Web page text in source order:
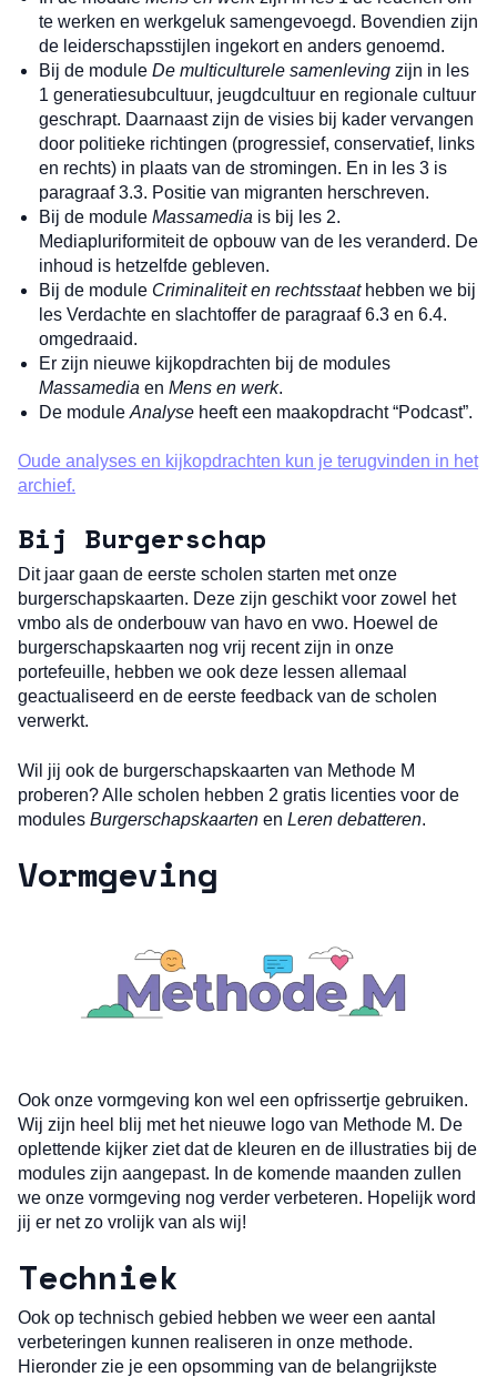
te werken en werkgeluk samengevoegd. Bovendien zijn
de leiderschapsstijlen ingekort en anders genoemd.
Bij de moduleDe multiculturele samenleving zijn in les
1 generatiesubcultuur, jeugdcultuur en regionale cultuur
geschrapt. Daarnaast zijn de visies bij kader vervangen
door politieke richtingen (progressief, conservatief, links
en rechts) in plaats van de stromingen. En in les 3 is
paragraaf 3.3. Positie van migranten herschreven.
Bij de moduleMassamedia is bij les 2.
Mediapluriformiteit de opbouw van de les veranderd. De
inhoud is hetzelfde gebleven.
Bij de module Criminaliteit en rechtsstaathebben we bij
les Verdachte en slachtoffer de paragraaf 6.3 en 6.4.
omgedraaid.
Er zijn nieuwe kijkopdrachten bij de modules
Massamedia enMens en werk.
De moduleAnalyse heeft een maakopdracht “Podcast”.
Oude analyses en kijkopdrachten kun je terugvinden in het
archief.
Bij Burgerschap
Dit jaar gaan de eerste scholen starten met onze
burgerschapskaarten. Deze zijn geschikt voor zowel het
vmbo als de onderbouw van havo en vwo. Hoewel de
burgerschapskaarten nog vrij recent zijn in onze
portefeuille, hebben we ook deze lessen allemaal
geactualiseerd en de eerste feedback van de scholen
verwerkt.
Wil jij ook de burgerschapskaarten van Methode M
proberen? Alle scholen hebben 2 gratis licenties voor de
modules Burgerschapskaarten en Leren debatteren.
Vormgeving
Ook onze vormgeving kon wel een opfrissertje gebruiken.
Wij zijn heel blij met het nieuwe logo van Methode M. De
oplettende kijker ziet dat de kleuren en de illustraties bij de
modules zijn aangepast. In de komende maanden zullen
we onze vormgeving nog verder verbeteren. Hopelijk word
jij er net zo vrolijk van als wij!
Techniek
Ook op technisch gebied hebben we weer een aantal
verbeteringen kunnen realiseren in onze methode.
Hieronder zie je een opsomming van de belangrijkste